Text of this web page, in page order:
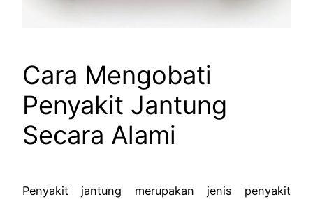
Cara Mengobati
Penyakit Jantung
Secara Alami
Penyakit jantung merupakan jenis penyakit